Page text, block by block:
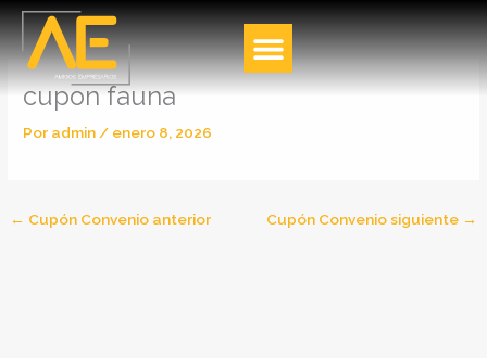
Ir
al
contenido
cupon fauna
Por admin / enero 8, 2026
← Cupón Convenio anterior Cupón Convenio siguiente →